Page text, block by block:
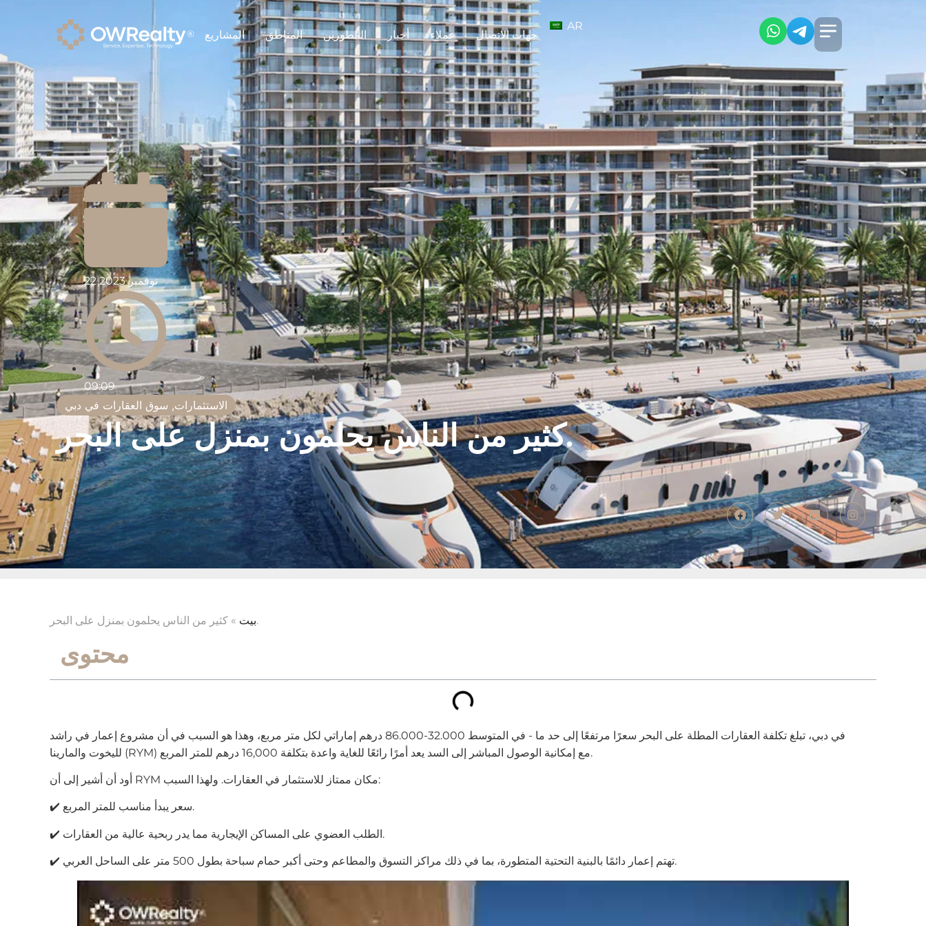
المشاريع المناطق المطورين أخبار عملاء جهات الاتصال
AR
22 نوفمبر 2023
09:09
الاستثمارات, سوق العقارات في دبي
كثير من الناس يحلمون بمنزل على البحر.
بيت » كثير من الناس يحلمون بمنزل على البحر.
محتوى
في دبي، تبلغ تكلفة العقارات المطلة على البحر سعرًا مرتفعًا إلى حد ما - في المتوسط 32.000-86.000 درهم إماراتي لكل متر مربع، وهذا هو السبب في أن مشروع إعمار في راشد
لليخوت والمارينا (RYM) مع إمكانية الوصول المباشر إلى السد يعد أمرًا رائعًا للغاية واعدة بتكلفة 16,000 درهم للمتر المربع.
أود أن أشير إلى أن RYM مكان ممتاز للاستثمار في العقارات. ولهذا السبب:
✔️ سعر يبدأ مناسب للمتر المربع.
✔️ الطلب العضوي على المساكن الإيجارية مما يدر ربحية عالية من العقارات.
✔️ تهتم إعمار دائمًا بالبنية التحتية المتطورة، بما في ذلك مراكز التسوق والمطاعم وحتى أكبر حمام سباحة بطول 500 متر على الساحل العربي.